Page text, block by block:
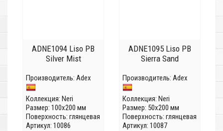
ADNE1094 Liso PB
Silver Mist
Производитель: Adex
Коллекция: Neri
Размер: 100x200 мм
Поверхность: глянцевая
Артикул: 10086
ADNE1095 Liso PB
Sierra Sand
Производитель: Adex
Коллекция: Neri
Размер: 50x200 мм
Поверхность: глянцевая
Артикул: 10087